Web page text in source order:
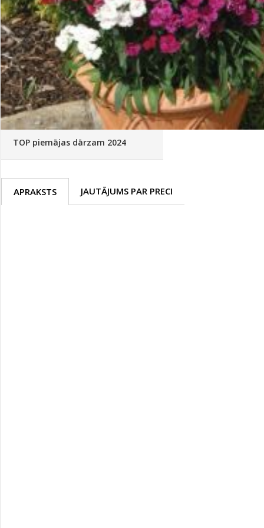
Palīglīdzekļi augu audzēšanai(72)
Klientu Diena
Novatec - izcils mēslošanai arī
sezonas otrajā pusē!
Piedāvājums ābeļdārziem
TOP piemājas dārzam 2024
APRAKSTS JAUTĀJUMS PAR PRECI